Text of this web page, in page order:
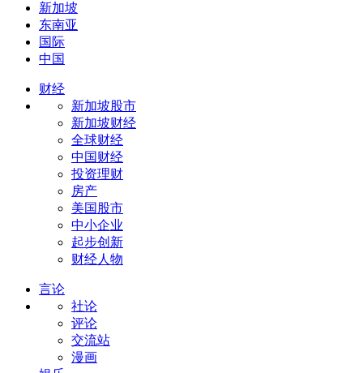
新加坡
东南亚
国际
中国
财经
新加坡股市
新加坡财经
全球财经
中国财经
投资理财
房产
美国股市
中小企业
起步创新
财经人物
言论
社论
评论
交流站
漫画